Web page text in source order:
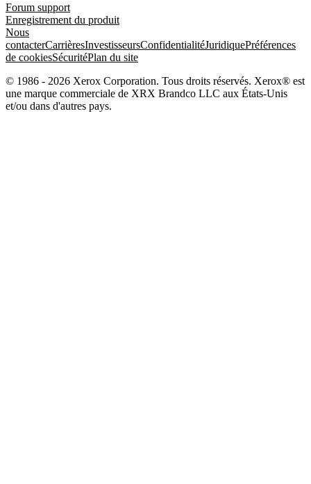
Forum support
Enregistrement du produit
Nous
contacterCarrièresInvestisseursConfidentialitéJuridiquePréférences
de cookiesSécuritéPlan du site
© 1986 - 2026 Xerox Corporation. Tous droits réservés. Xerox® est
une marque commerciale de XRX Brandco LLC aux États-Unis
et/ou dans d'autres pays.